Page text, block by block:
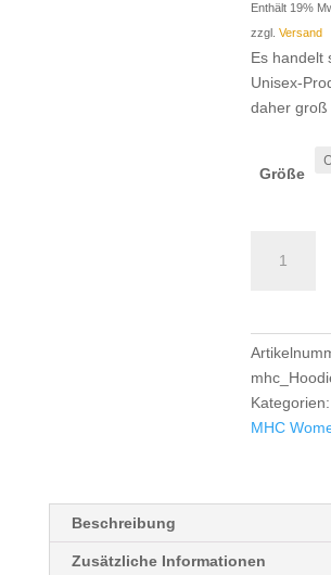
Enthält 19%
zzgl.Versand
Es handelt
Unisex-
daher groß
Größe
Hoodie
Kategorien:
MHC
Beschreibung
Zusätzliche Informationen